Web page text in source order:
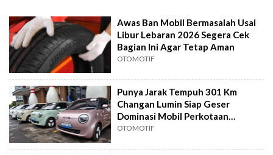
Awas Ban Mobil Bermasalah Usai
Libur Lebaran 2026 Segera Cek
Bagian Ini Agar Tetap Aman
OTOMOTIF
Punya Jarak Tempuh 301 Km
Changan Lumin Siap Geser
Dominasi Mobil Perkotaan
Konvensional
OTOMOTIF